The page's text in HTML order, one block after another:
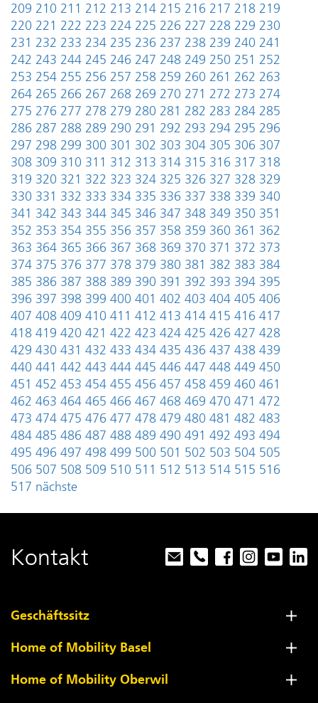
209 210 211 212 213 214 215 216 217 218 219
220 221 222 223 224 225 226 227 228 229 230
231 232 233 234 235 236 237 238 239 240 241
242 243 244 245 246 247 248 249 250 251 252
253 254 255 256 257 258 259 260 261 262 263
264 265 266 267 268 269 270 271 272 273 274
275 276 277 278 279 280 281 282 283 284 285
286 287 288 289 290 291 292 293 294 295 296
297 298 299 300 301 302 303 304 305 306 307
308 309 310 311 312 313 314 315 316 317 318
319 320 321 322 323 324 325 326 327 328 329
330 331 332 333 334 335 336 337 338 339 340
341 342 343 344 345 346 347 348 349 350 351
352 353 354 355 356 357 358 359 360 361 362
363 364 365 366 367 368 369 370 371 372 373
374 375 376 377 378 379 380 381 382 383 384
385 386 387 388 389 390 391 392 393 394 395
396 397 398 399 400 401 402 403 404 405 406
407 408 409 410 411 412 413 414 415 416 417
418 419 420 421 422 423 424 425 426 427 428
429 430 431 432 433 434 435 436 437 438 439
440 441 442 443 444 445 446 447 448 449 450
451 452 453 454 455 456 457 458 459 460 461
462 463 464 465 466 467 468 469 470 471 472
473 474 475 476 477 478 479 480 481 482 483
484 485 486 487 488 489 490 491 492 493 494
495 496 497 498 499 500 501 502 503 504 505
506 507 508 509 510 511 512 513 514 515 516
517 nächste
Kontakt
Geschäftssitz
Home of Mobility Basel
Home of Mobility Oberwil